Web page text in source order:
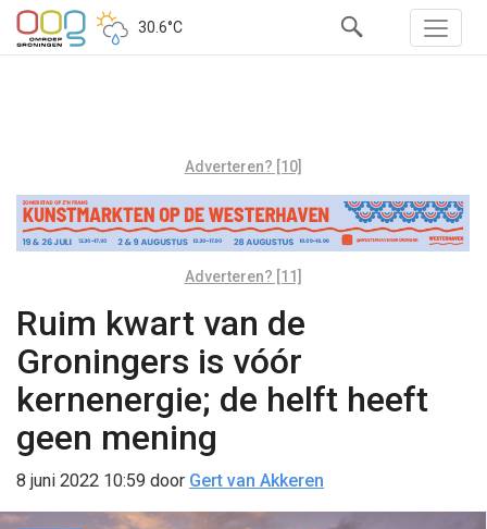
30.6°C
Adverteren? [10]
Adverteren? [11]
Ruim kwart van de
Groningers is vóór
kernenergie; de helft heeft
geen mening
8 juni 2022 10:59 door Gert van Akkeren